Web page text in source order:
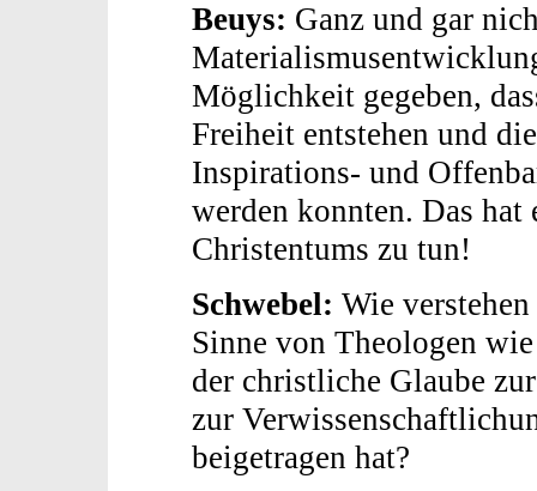
Beuys: Ganz und gar
Möglichkeit gegeben,
Freiheit entstehen und
Inspirations- und
werden konnten. Das hat
Christentums zu tun!
Schwebel: Wie
Sinne von Theologen
der christliche Glaube
zur
beigetragen hat?